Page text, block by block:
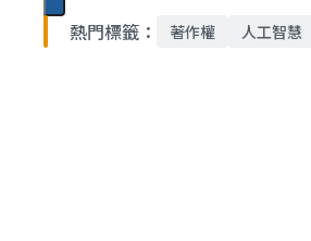
熱門標籤：
著作權 人工智慧